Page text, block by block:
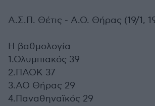
Α.Σ.Π. Θέτις - Α.Ο. Θήρας (19/1,
Η βαθμολογία
1.Ολυμπιακός 39
2.ΠΑΟΚ 37
3.ΑΟ Θήρας 29
4.Παναθηναϊκός 29